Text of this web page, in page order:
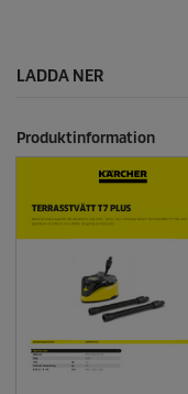
LADDA NER
Produktinformation